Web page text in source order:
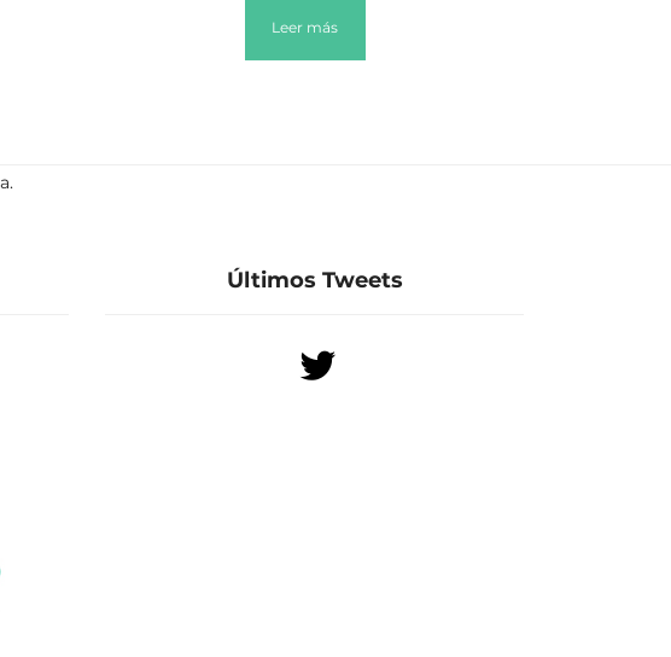
Leer más
Últimos Tweets